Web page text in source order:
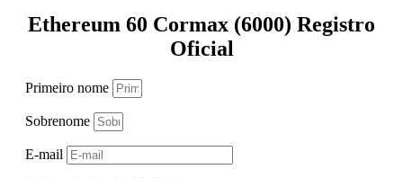
Ethereum 60 Cormax (6000) Registro
Oficial
Primeiro nome
Sobrenome
E-mail